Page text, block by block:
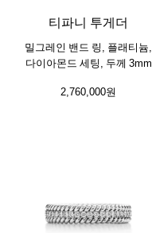
티파니 투게더
밀그레인 밴드 링, 플래티늄,
다이아몬드 세팅, 두께 3mm
2,760,000원